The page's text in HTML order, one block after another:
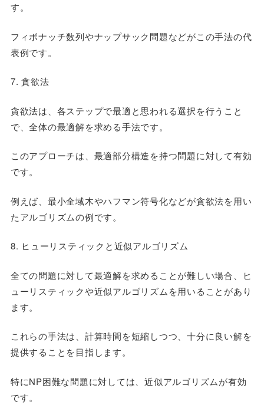
す。
フィボナッチ数列やナップサック問題などがこの手法の代
表例です。
7. 貪欲法
貪欲法は、各ステップで最適と思われる選択を行うこと
で、全体の最適解を求める手法です。
このアプローチは、最適部分構造を持つ問題に対して有効
です。
例えば、最小全域木やハフマン符号化などが貪欲法を用い
たアルゴリズムの例です。
8. ヒューリスティックと近似アルゴリズム
全ての問題に対して最適解を求めることが難しい場合、ヒ
ューリスティックや近似アルゴリズムを用いることがあり
ます。
これらの手法は、計算時間を短縮しつつ、十分に良い解を
提供することを目指します。
特にNP困難な問題に対しては、近似アルゴリズムが有効
です。